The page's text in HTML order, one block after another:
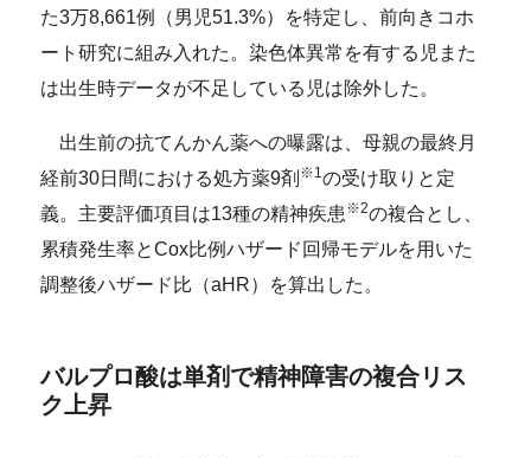
た3万8,661例（男児51.3%）を特定し、前向きコホ
ート研究に組み入れた。染色体異常を有する児また
は出生時データが不足している児は除外した。
出生前の抗てんかん薬への曝露は、母親の最終月
経前30日間における処方薬9剤 ※1の受け取りと定
義。主要評価項目は13種の精神疾患 ※2の複合とし、
累積発生率とCox比例ハザード回帰モデルを用いた
調整後ハザード比（aHR）を算出した。
バルプロ酸は単剤で精神障害の複合リス
ク上昇